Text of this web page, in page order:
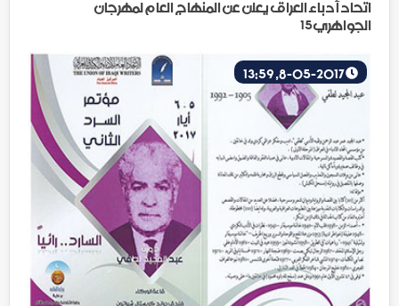
اتحاد أدباء العراق يعلن عن المنهاج العام لمهرجان
الجواهري15